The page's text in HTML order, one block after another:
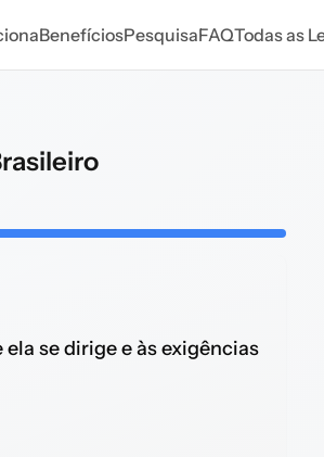
BenefíciosPesquisaFAQTodas as
ela se dirige e às exigências